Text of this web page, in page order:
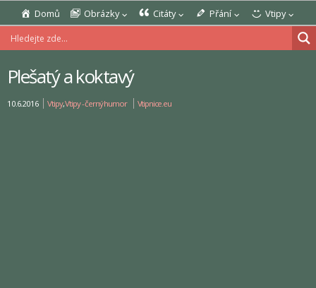
Domů Obrázky Citáty Přání Vtipy
Plešatý a koktavý
10.6.2016 Vtipy,Vtipy - černý humor Vtipnice.eu